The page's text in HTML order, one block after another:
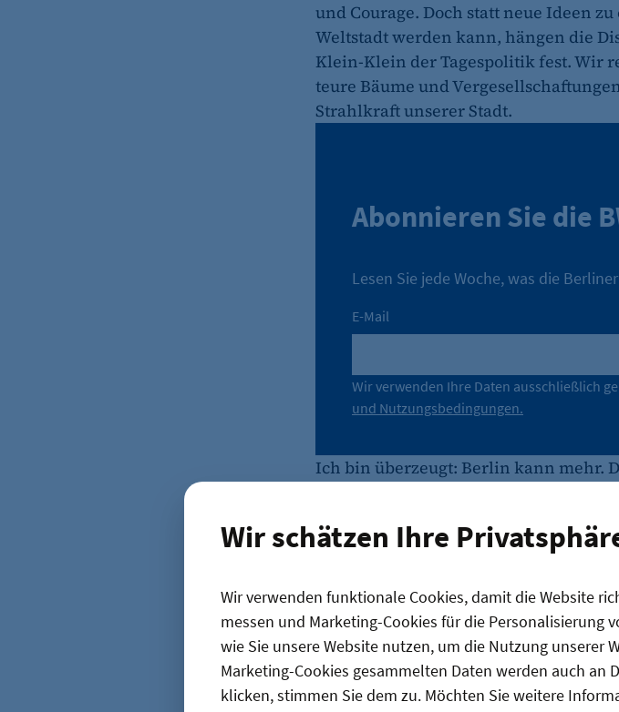
Wir schätzen Ihre
Wir verwenden funktionale Cookies, damit die Website
messen und Marketing-Cookies für die Personalisierung
wie Sie unsere Website nutzen, um die Nutzung unserer
Marketing-Cookies gesammelten Daten werden auch an
klicken, stimmen Sie dem zu. Möchten Sie weitere
und Courage. Doch statt neue Ideen
Weltstadt werden kann, hängen die
Klein-Klein der Tagespolitik fest. Wir
teure Bäume und
Strahlkraft unserer Stadt.
Abonnieren Sie die
Lesen Sie jede Woche, was die
E-Mail
Wir verwenden Ihre Daten ausschließlich
und Nutzungsbedingungen.
Ich bin überzeugt: Berlin kann mehr.
reflektieren: Wo sind wir noch zu
allen Bereichen der Verwaltung
der Dysfunktionalität.
„Berlin hat ideale
das meiste Kapital und die